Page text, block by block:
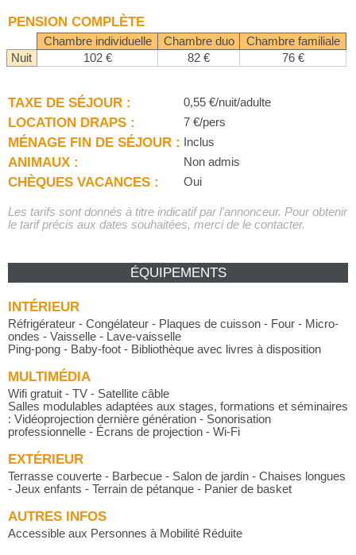
PENSION COMPLÈTE
Chambre individuelle Chambre duo
Chambre familiale
Nuit
102 € 82 € 76 €
TAXE DE SÉJOUR : 0,55 €/nuit/adulte
LOCATION DRAPS : 7 €/pers
MÉNAGE FIN DE SÉJOUR : Inclus
ANIMAUX : Non admis
CHÈQUES VACANCES : Oui
Les tarifs sont donnés à titre indicatif par l'annonceur. Pour obtenir
le tarif précis aux dates souhaitées, merci de le contacter.
ÉQUIPEMENTS
INTÉRIEUR
Réfrigérateur - Congélateur - Plaques de cuisson - Four - Micro-
ondes - Vaisselle - Lave-vaisselle
Ping-pong - Baby-foot - Bibliothèque avec livres à disposition
MULTIMÉDIA
Wifi gratuit - TV - Satellite câble
Salles modulables adaptées aux stages, formations et séminaires
: Vidéoprojection dernière génération - Sonorisation
professionnelle - Écrans de projection - Wi-Fi
EXTÉRIEUR
Terrasse couverte - Barbecue - Salon de jardin - Chaises longues
- Jeux enfants - Terrain de pétanque - Panier de basket
AUTRES INFOS
Accessible aux Personnes à Mobilité Réduite